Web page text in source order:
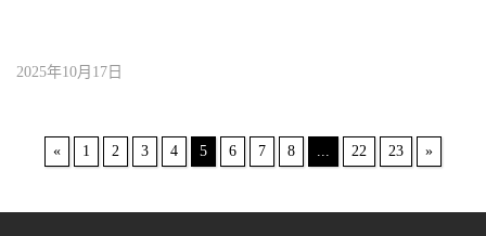
2025年10月17日
« 1 2 3 4 5 6 7 8 ... 22 23 »